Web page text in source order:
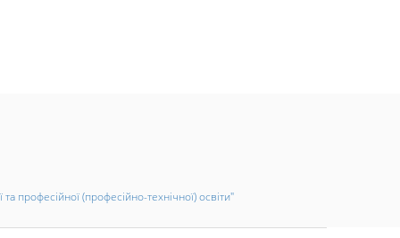
професійної (професійно-технічної) освіти"